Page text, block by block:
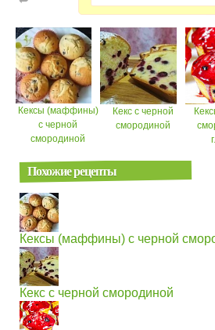
Кексы (маффины)
с черной
смородиной
Кекс с черной
смородиной
Похожие рецепты
Кексы (маффины) с черной
Кекс с черной смородиной